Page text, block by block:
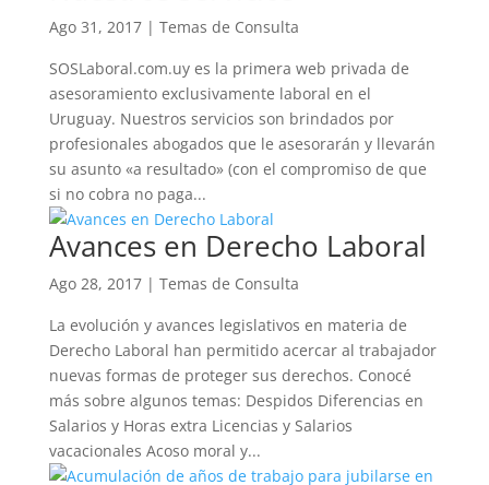
Ago 31, 2017| Temas de Consulta
SOSLaboral.com.uy es la primera web privada de
asesoramiento exclusivamente laboral en el
Uruguay. Nuestros servicios son brindados por
profesionales abogados que le asesorarán y llevarán
su asunto «a resultado» (con el compromiso de que
si no cobra no paga...
Avances en Derecho Laboral
Ago 28, 2017| Temas de Consulta
La evolución y avances legislativos en materia de
Derecho Laboral han permitido acercar al trabajador
nuevas formas de proteger sus derechos. Conocé
más sobre algunos temas: Despidos Diferencias en
Salarios y Horas extra Licencias y Salarios
vacacionales Acoso moral y...